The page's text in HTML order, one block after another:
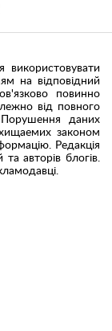
використовувати
на відповідний
повинно
від повного
Порушення даних
законом
Редакція
авторів блогів.